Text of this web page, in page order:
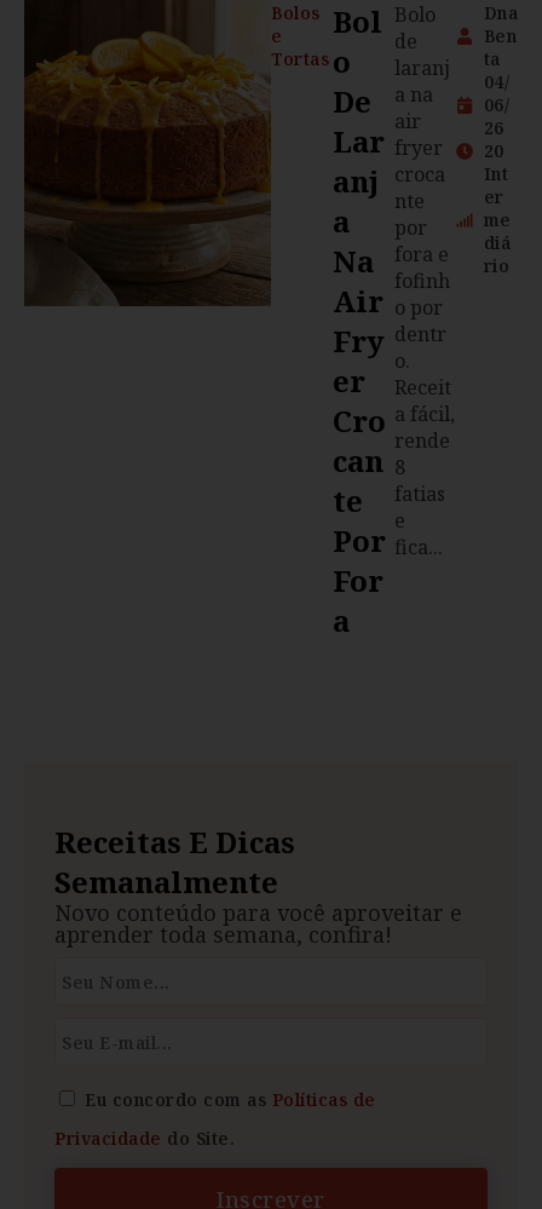
Bolos
e
Tortas
Bol
O
De
Lar
Anj
A
Na
Air
Fry
Er
Cro
Can
Te
Por
For
A
Bolo
de
laranj
a na
air
fryer
croca
nte
por
fora e
fofinh
o por
dentr
o.
Receit
a fácil,
rende
8
fatias
e
fica...
Dna
Ben
ta
04/
06/
26
20
Int
er
me
diá
rio
Receitas E Dicas
Semanalmente
Novo conteúdo para você aproveitar e
aprender toda semana, confira!
Eu concordo com as Políticas de
Privacidade do Site.
Inscrever